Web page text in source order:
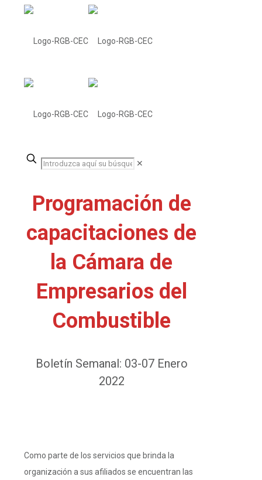
✕
Programación de
capacitaciones de
la Cámara de
Empresarios del
Combustible
Boletín Semanal: 03-07 Enero
2022
Como parte de los servicios que brinda la
organización a sus afiliados se encuentran las